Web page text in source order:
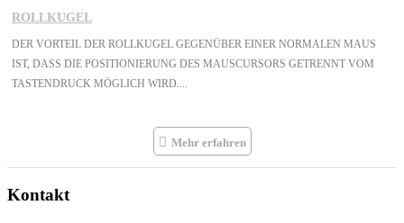
ROLLKUGEL
DER VORTEIL DER ROLLKUGEL GEGENÜBER EINER NORMALEN MAUS
IST, DASS DIE POSITIONIERUNG DES MAUSCURSORS GETRENNT VOM T
ASTENDRUCK MÖGLICH WIRD....
Mehr erfahren
Kontakt